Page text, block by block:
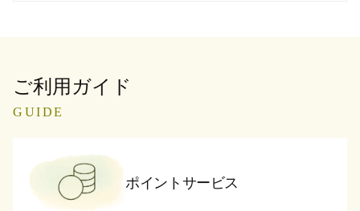
ご利用ガイド
GUIDE
ポイントサービス